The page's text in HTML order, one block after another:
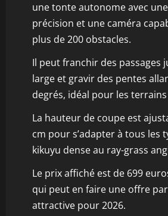
une tonte autonome avec
précision et une caméra
plus de 200 obstacles.
Il peut franchir des passages
large et gravir des pentes
degrés, idéal pour les
La hauteur de coupe est
cm pour s’adapter à tous les
kikuyu dense au ray-grass
Le prix affiché est de 699
qui peut en faire une offre
attractive pour 2026.